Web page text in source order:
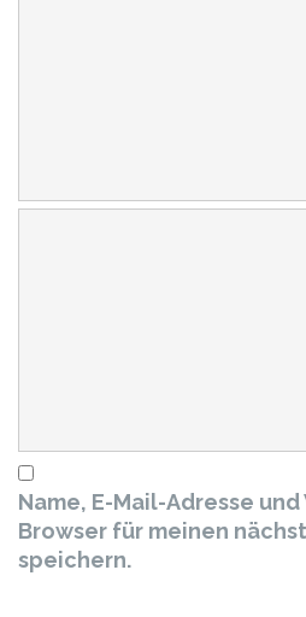
Name, E-Mail-Adresse
Browser für meinen
speichern.